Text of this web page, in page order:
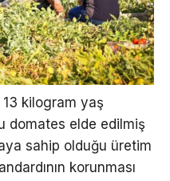
kilogram yaş
domates elde edilmiş
sahip olduğu üretim
korunması